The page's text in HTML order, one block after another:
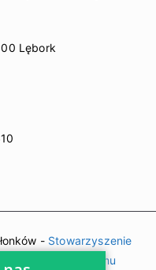
Lębork
- Stowarzyszenie
spektrum autyzmu